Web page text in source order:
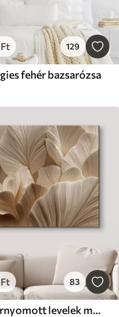
Ft 129
fehér bazsarózsa
Ft 83
Képek Dombornyomott levelek meleg bézs árnyalatokban